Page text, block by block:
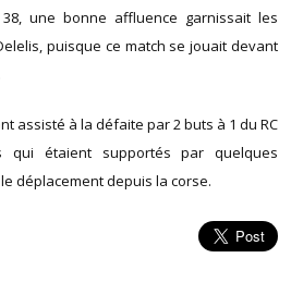
une bonne affluence garnissait les
puisque ce match se jouait devant
assisté à la défaite par 2 buts à 1 du RC
qui étaient supportés par quelques
déplacement depuis la corse.